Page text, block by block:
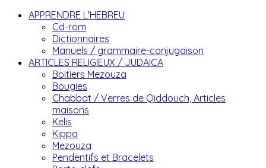
APPRENDRE L'HEBREU
Cd-rom
Dictionnaires
Manuels / grammaire-conjugaison
ARTICLES RELIGIEUX / JUDAICA
Boitiers Mezouza
Bougies
Chabbat / Verres de Qiddouch, Articles
maisons
Kelis
Kippa
Mezouza
Pendentifs et Bracelets